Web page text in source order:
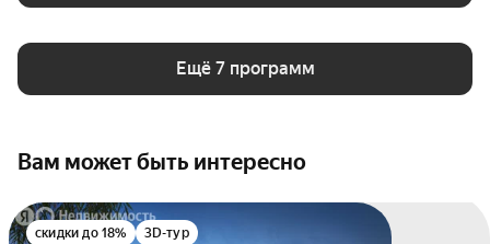
Ещё 7 программ
Вам может быть интересно
скидки до 18% 3D-тур